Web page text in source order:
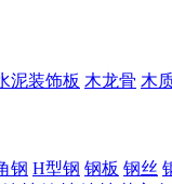
泥装饰板 木龙骨 木
钢 H型钢 钢板 钢丝